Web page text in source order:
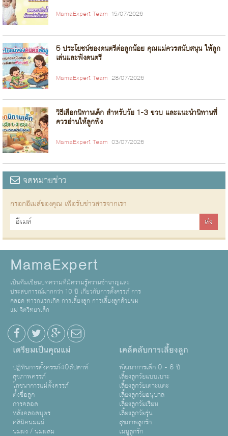
MamaExpert Team 15/07/2026
5 ประโยชน์ของดนตรีต่อลูกน้อย คุณแม่ควรสนับสนุน ให้ลูก
เล่นและฟังดนตรี
MamaExpert Team 28/07/2026
วิธีเลือกนิทานเด็ก สำหรับวัย 1-3 ขวบ และแนะนำนิทานที่
ควรอ่านให้ลูกฟัง
MamaExpert Team 03/07/2026
จดหมายข่าว
กรอกอีเมล์ของคุณ เพื่อรับข่าวสารจากเรา
MamaExpert
เป็นทีมเขียนบทความที่มีความรู้ความชำนาญและ
ประสบการณ์มากกว่า 10 ปี เกี่ยวกับการตั้งครรภ์ การ
คลอด ทารกแรกเกิด การเลี้ยงลูก การเลี้ยงลูกด้วยนม
แม่ จิตวิทยาเด็ก
เตรียมเป็นคุณแม่
ปฏิทินการตั้งครรภ์40สัปดาห์
สุขภาพครรภ์
โภชนาการแม่ตั้งครรภ์
ตั้งชื่อลูก
การคลอด
หลังคลอดบุตร
คลินิคนมแม่
นมผง / นมผสม
เคล็ดลับการเลี้ยงลูก
พัฒนาการเด็ก 0 - 6 ปี
เลี้ยงลูกวัยแบบเบาะ
เลี้ยงลูกวัยเตาะเเตะ
เลี้ยงลูกวัยอนุบาล
เลี้ยงลูกวัยเรียน
เลี้ยงลูกวัยรุ่น
สุขภาพลูกรัก
เมนูลูกรัก